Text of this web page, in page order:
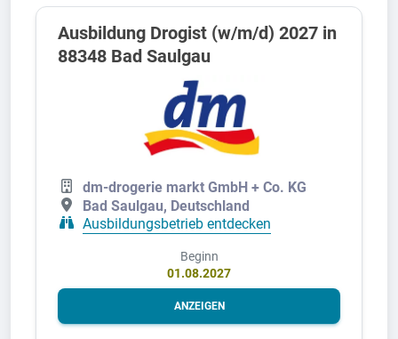
Ausbildung Drogist (w/m/d) 2027 in
88348 Bad Saulgau
dm-drogerie markt GmbH + Co. KG
Bad Saulgau, Deutschland
Ausbildungsbetrieb entdecken
Beginn
01.08.2027
ANZEIGEN